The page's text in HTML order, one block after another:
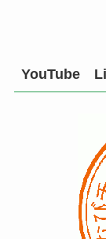
YouTube